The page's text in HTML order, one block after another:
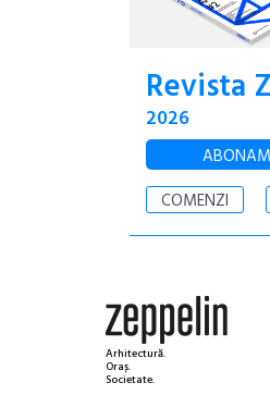
Revista
2026
COMENZI
Arhitectură.
Oraș.
Societate.